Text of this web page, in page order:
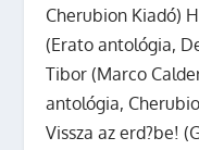
Cherubion Kiadó)
(Erato antológia,
Tibor (Marco
antológia,
Vissza az erd?be!